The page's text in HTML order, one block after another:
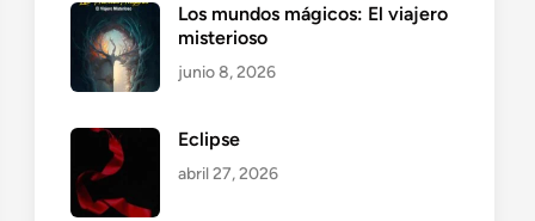
Los mundos mágicos: El viajero
misterioso
junio 8, 2026
Eclipse
abril 27, 2026